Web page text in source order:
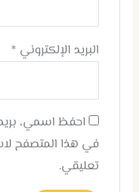
البريد الإلكتروني *
احفظ اسمي،
في هذا المتصفح
تعليقي.